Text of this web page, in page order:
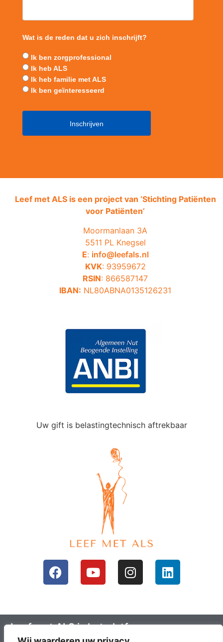
Wat is de reden dat u zich inschrijft?
Ik ben zorgprofessional
Ik heb ALS
Ik heb familie met ALS
Ik ben geïnteresseerd
Leef met ALS is een project van ‘Stichting Patiënten
voor Patiënten’
Moormanlaan 3A
5511 PL Knegsel
E: info@leefals.nl
KVK: 93959672
RSIN: 866587147
IBAN: NL80ABNA0135126231
Uw gift is belastingtechnisch aftrekbaar
Leef met ALS is het platform voor mensen